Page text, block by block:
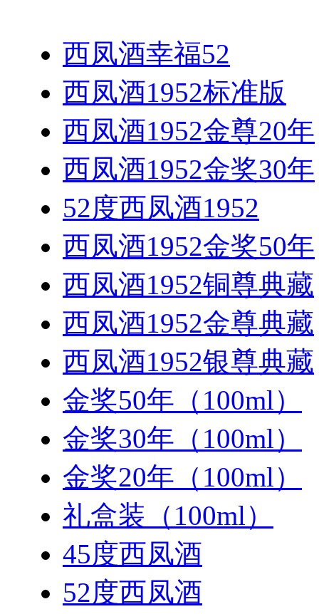
西凤酒幸福52
西凤酒1952标准版
西凤酒1952金尊20年
西凤酒1952金奖30年
52度西凤酒1952
西凤酒1952金奖50年
西凤酒1952铜尊典藏
西凤酒1952金尊典藏
西凤酒1952银尊典藏
金奖50年（100ml）
金奖30年（100ml）
金奖20年（100ml）
礼盒装（100ml）
45度西凤酒
52度西凤酒